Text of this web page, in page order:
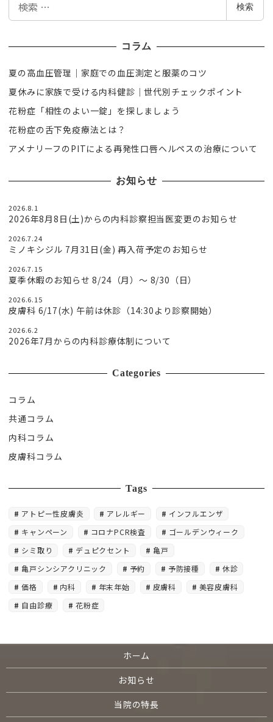
索
検索
コラム
夏の高血圧管理｜家庭での血圧測定と服薬のコツ
夏休みに家族で受ける内科健診｜世代別チェックポイント
花粉症「相性のよい一錠」を探しましょう
花粉症の舌下免疫療法とは？
アメナリーフのPITによる再発性口唇ヘルペスの治療について
お知らせ
2026.8.1
2026年8月8日(土)からの内科診察担当医変更のお知らせ
2026.7.24
ミノキシジル 7月31日(金) 再入荷予定のお知らせ
2026.7.15
夏季休暇のお知らせ 8/24（月）〜 8/30（日）
2026.6.15
皮膚科 6/17(水) 午前は休診（14:30より診察開始）
2026.6.2
2026年7月からの内科診療体制について
Categories
コラム
共通コラム
内科コラム
皮膚科コラム
Tags
アトピー性皮膚炎 アレルギー
インフルエンザ
キャンペーン
コロナPCR検査
ゴールデンウィーク
シミ取り
デュピクセント
亀戸
亀戸シンシアクリニック
予約 予防接種
休診
価格
内科 年末年始 皮膚科
美容皮膚科
自由診療
花粉症
ホーム
お知らせ
当院の特長